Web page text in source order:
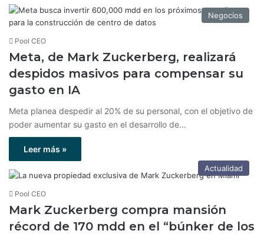
Negocios
Pool CEO
Meta, de Mark Zuckerberg, realizará
despidos masivos para compensar su
gasto en IA
Meta planea despedir al 20% de su personal, con el objetivo de
poder aumentar su gasto en el desarrollo de…
Leer más »
Actualidad
Pool CEO
Mark Zuckerberg compra mansión
récord de 170 mdd en el “búnker de los